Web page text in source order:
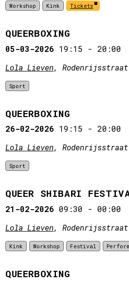
Workshop Kink Tickets
QUEERBOXING
05-03-2026 19:15 -20:00
Lola Lieven, Rodenrijsstraat
Sport
QUEERBOXING
26-02-2026 19:15 -20:00
Lola Lieven, Rodenrijsstraat
Sport
QUEER SHIBARI
21-02-2026 09:30 -00:00
Lola Lieven, Rodenrijsstraat
Kink Workshop Festival
QUEERBOXING